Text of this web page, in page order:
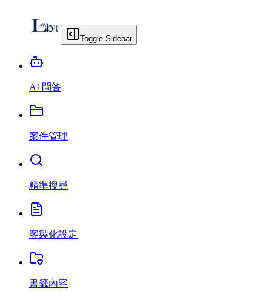
Toggle Sidebar
AI 問答
案件管理
精準搜尋
客製化設定
書籤內容